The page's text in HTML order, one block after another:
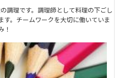
調理です。調理師として料理の下ごし
す。チームワークを大切に働いていま
！